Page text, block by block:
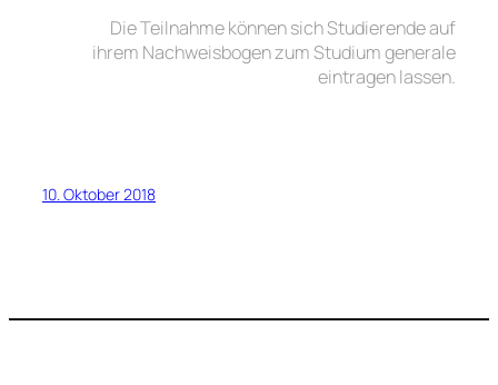
Die Teilnahme können sich Studierende auf
ihrem Nachweisbogen zum Studium generale
eintragen lassen.
10. Oktober 2018